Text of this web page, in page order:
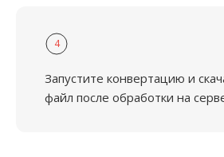
4
Запустите конвертацию и
файл после обработки на